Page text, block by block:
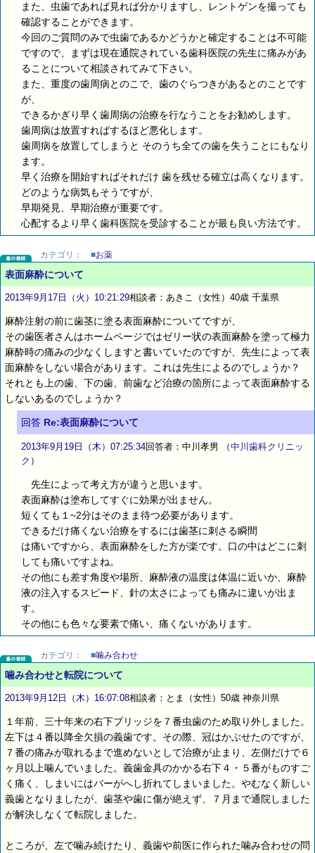
また、虫歯であれば見れば分かりますし、レントゲンを撮っても
確認することができます。
今回のご質問のみで虫歯であるかどうかと確定することは不可能
ですので、まずは現在通院されている歯科医院の先生に痛みがあ
ることについて相談されてみて下さい。
また、重度の歯周病とのこで、歯のぐらつきがあるとのことです
が、
できるかぎり早く歯周病の治療を行なうことをお勧めします。
歯周病は放置すればするほど悪化します。
歯周病を放置してしまうと そのうち全ての歯を失うことにもなり
ます。
早く治療を開始すればそれだけ 歯を残せる確立は高くなります。
どのような病気もそうですが、
早期発見、早期治療が重要です。
心配するより早く歯科医院を受診することが最も良い方法です。
カテゴリ： ■お薬
表面麻酔について
2013年9月17日（火）10:21:29相談者：あきこ（女性）40歳 千葉県
麻酔注射の前に歯茎に塗る表面麻酔についてですが、
その歯医者さんはホームページではゼリー状の表面麻酔を塗って極力
麻酔時の痛みの少なくしますと書いていたのですが、先生によって表
面麻酔をしない場合があります。これは先生によるのでしょうか？
それとも上の歯、下の歯、前歯など治療の箇所によって表面麻酔する
しないあるのでしょうか？
回答 Re:表面麻酔について
2013年9月19日（木）07:25:34回答者：中川孝男 （中川歯科クリニッ
ク ）
先生によって考え方が違うと思います。
表面麻酔は塗布してすぐに効果が出ません。
短くても１~2分はそのまま待つ必要があります。
できるだけ痛くない治療をするには歯茎に刺さる瞬間
は痛いですから、表面麻酔をした方が楽です。口の中はどこに刺
しても痛いですよね。
その他にも差す角度や場所、麻酔液の温度は体温に近いか、麻酔
液の注入するスピード、針の太さによっても痛みに違いが出ま
す。
その他にも色々な要素で痛い、痛くないがあります。
カテゴリ： ■噛み合わせ
噛み合わせと転院について
2013年9月12日（木）16:07:08相談者：とま（女性）50歳 神奈川県
１年前、三十年来の右下ブリッジを７番虫歯のため取り外しました。
左下は４番以降全欠損の義歯です。その際、冠はかぶせたのですが、
７番の痛みが取れるまで進めないとして治療が止まり、左側だけで６
ヶ月以上噛んでいました。義歯金具のかかる右下４・５番がものすご
く痛く、しまいにはバーがへし折れてしまいました。やむなく新しい
義歯となりましたが、歯茎や歯に傷が絶えず、７月まで通院しました
が解決しなくて転院しました。
ところが、左で噛み続けたり、義歯や前医に作られた噛み合わせの問